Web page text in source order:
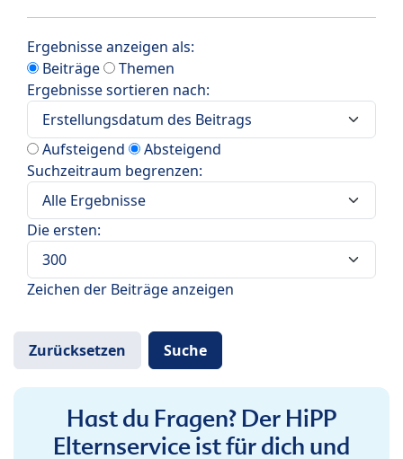
Ergebnisse anzeigen als:
Beiträge
Themen
Ergebnisse sortieren nach:
Aufsteigend
Absteigend
Suchzeitraum begrenzen:
Die ersten:
Zeichen der Beiträge anzeigen
Hast du Fragen? Der HiPP
Elternservice ist für dich und